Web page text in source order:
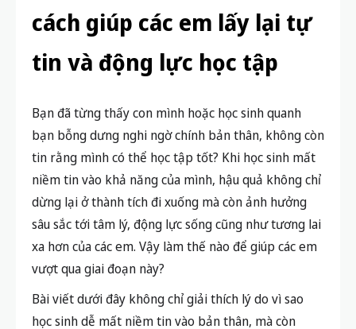
cách giúp các em lấy lại tự
tin và động lực học tập
Bạn đã từng thấy con mình hoặc học sinh quanh
bạn bỗng dưng nghi ngờ chính bản thân, không còn
tin rằng mình có thể học tập tốt? Khi học sinh mất
niềm tin vào khả năng của mình, hậu quả không chỉ
dừng lại ở thành tích đi xuống mà còn ảnh hưởng
sâu sắc tới tâm lý, động lực sống cũng như tương lai
xa hơn của các em. Vậy làm thế nào để giúp các em
vượt qua giai đoạn này?
Bài viết dưới đây không chỉ giải thích lý do vì sao
học sinh dễ mất niềm tin vào bản thân, mà còn